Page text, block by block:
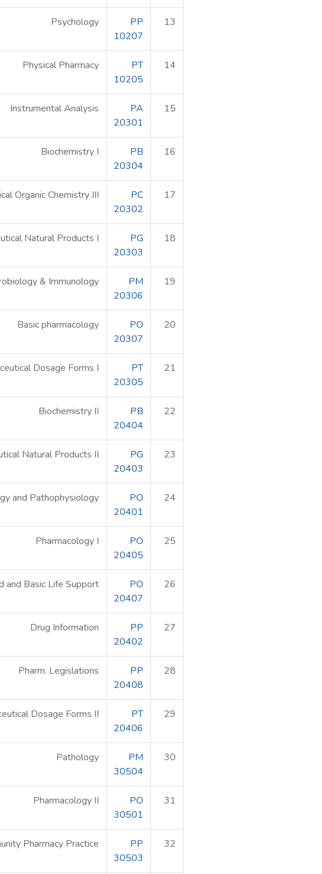
13
PP
10207
Psychology
14
PT
10205
Physical Pharmacy
15
PA
20301
Instrumental Analysis
16
PB
20304
Biochemistry I
17
PC
20302
Organic Chemistry III
18
PG
20303
Natural Products I
19
PM
20306
& Immunology
20
PO
20307
Basic pharmacology
21
PT
20305
Dosage Forms I
22
PB
20404
Biochemistry II
23
PG
20403
Natural Products II
24
PO
20401
and Pathophysiology
25
PO
20405
Pharmacology I
26
PO
20407
and Basic Life Support
27
PP
20402
Drug Information
28
PP
20408
Pharm. Legislations
29
PT
20406
Dosage Forms II
30
PM
30504
Pathology
31
PO
30501
Pharmacology II
32
PP
30503
Pharmacy Practice